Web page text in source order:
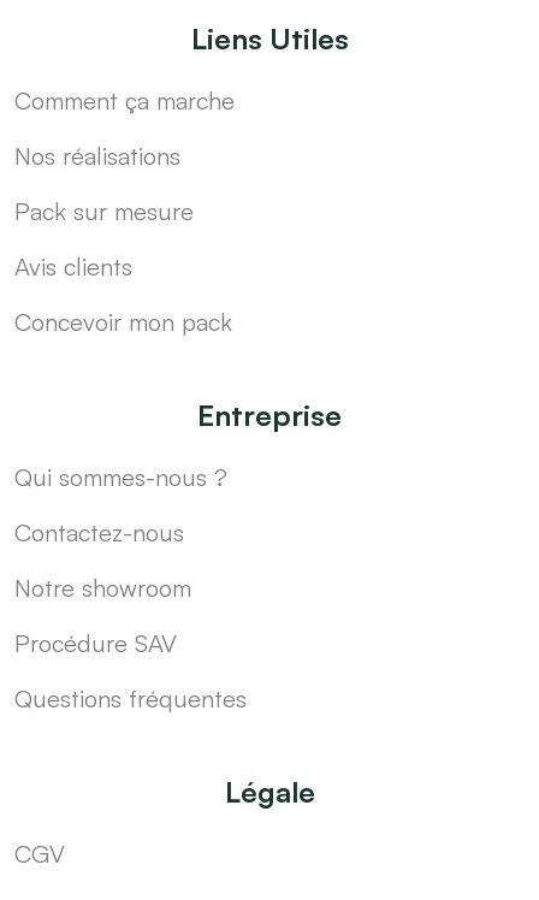
Liens Utiles
Comment ça marche
Nos réalisations
Pack sur mesure
Avis clients
Concevoir mon pack
Entreprise
Qui sommes-nous ?
Contactez-nous
Notre showroom
Procédure SAV
Questions fréquentes
Légale
CGV